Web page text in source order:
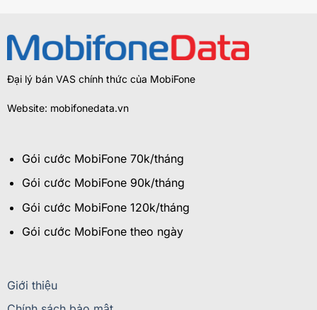
Đại lý bán VAS chính thức của MobiFone
Website: mobifonedata.vn
Gói cước MobiFone 70k/tháng
Gói cước MobiFone 90k/tháng
Gói cước MobiFone 120k/tháng
Gói cước MobiFone theo ngày
Giới thiệu